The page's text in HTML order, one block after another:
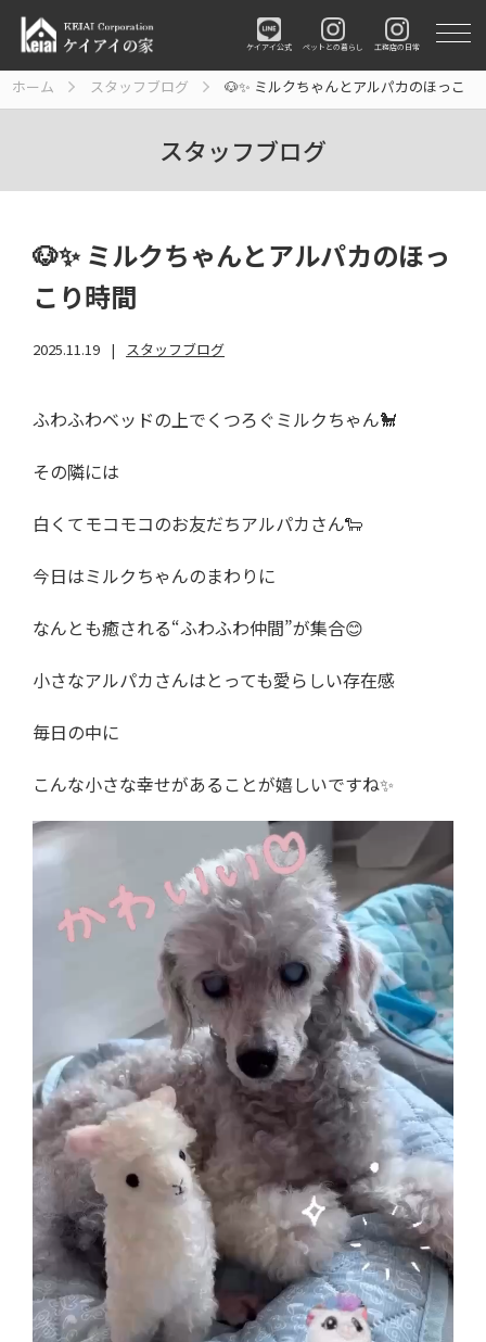
ケイアイ公式 ペットとの暮らし 工務店の日常
ホーム スタッフブログ 🐶✨ ミルクちゃんとアルパカのほっこり
スタッフブログ
🐶✨ ミルクちゃんとアルパカのほっ
こり時間
2025.11.19 スタッフブログ
ふわふわベッドの上でくつろぐミルクちゃん🐩
その隣には
白くてモコモコのお友だちアルパカさん🐑
今日はミルクちゃんのまわりに
なんとも癒される“ふわふわ仲間”が集合😊
小さなアルパカさんはとっても愛らしい存在感
毎日の中に
こんな小さな幸せがあることが嬉しいですね✨